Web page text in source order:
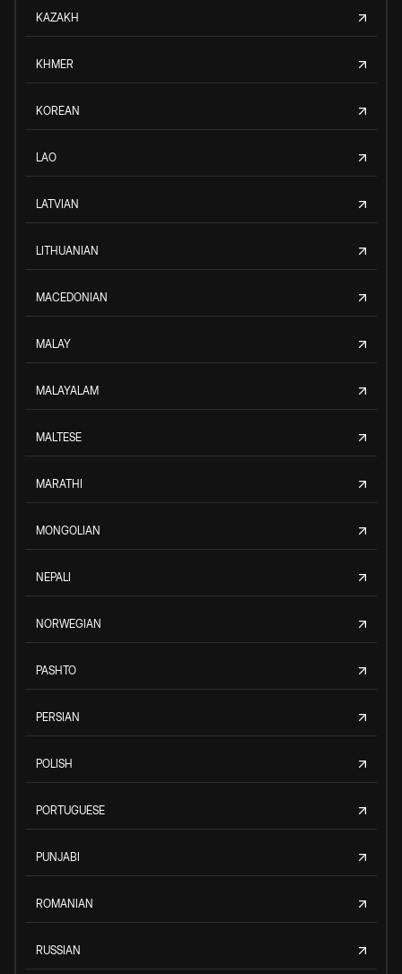
KAZAKH
KHMER
KOREAN
LAO
LATVIAN
LITHUANIAN
MACEDONIAN
MALAY
MALAYALAM
MALTESE
MARATHI
MONGOLIAN
NEPALI
NORWEGIAN
PASHTO
PERSIAN
POLISH
PORTUGUESE
PUNJABI
ROMANIAN
RUSSIAN